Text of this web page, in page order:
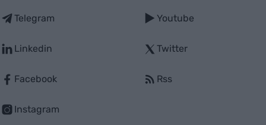
Telegram
Linkedin
Facebook
Instagram
Youtube
Twitter
Rss